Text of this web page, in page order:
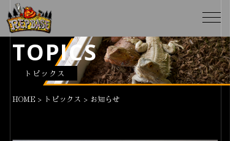
TOPICS
トピックス
HOME > トピックス > お知らせ